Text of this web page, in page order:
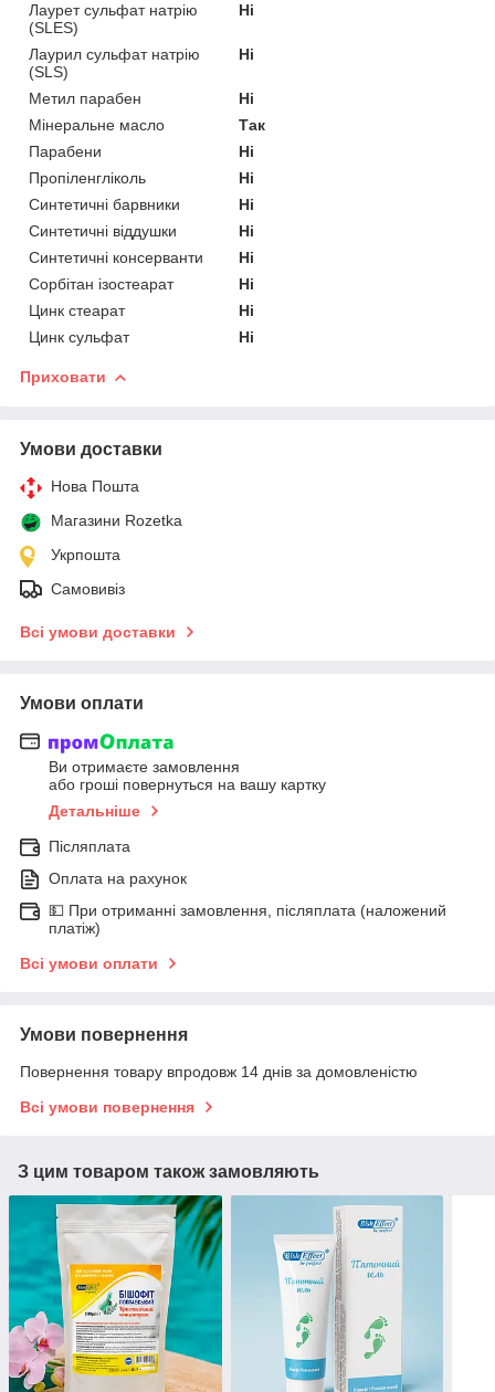
Лаурет сульфат натрію
(SLES)
Ні
Лаурил сульфат натрію
(SLS)
Ні
Метил парабен
Ні
Мінеральне масло
Так
Парабени
Ні
Пропіленгліколь
Ні
Синтетичні барвники
Ні
Синтетичні віддушки
Ні
Синтетичні консерванти
Ні
Сорбітан ізостеарат
Ні
Цинк стеарат
Ні
Цинк сульфат
Ні
Приховати
Умови доставки
Нова Пошта
Магазини Rozetka
Укрпошта
Самовивіз
Всі умови доставки
Умови оплати
Ви отримаєте замовлення
або гроші повернуться на вашу картку
Детальніше
Післяплата
Оплата на рахунок
💵 При отриманні замовлення, післяплата (наложений
платіж)
Всі умови оплати
Умови повернення
Повернення товару впродовж 14 днів за домовленістю
Всі умови повернення
З цим товаром також замовляють